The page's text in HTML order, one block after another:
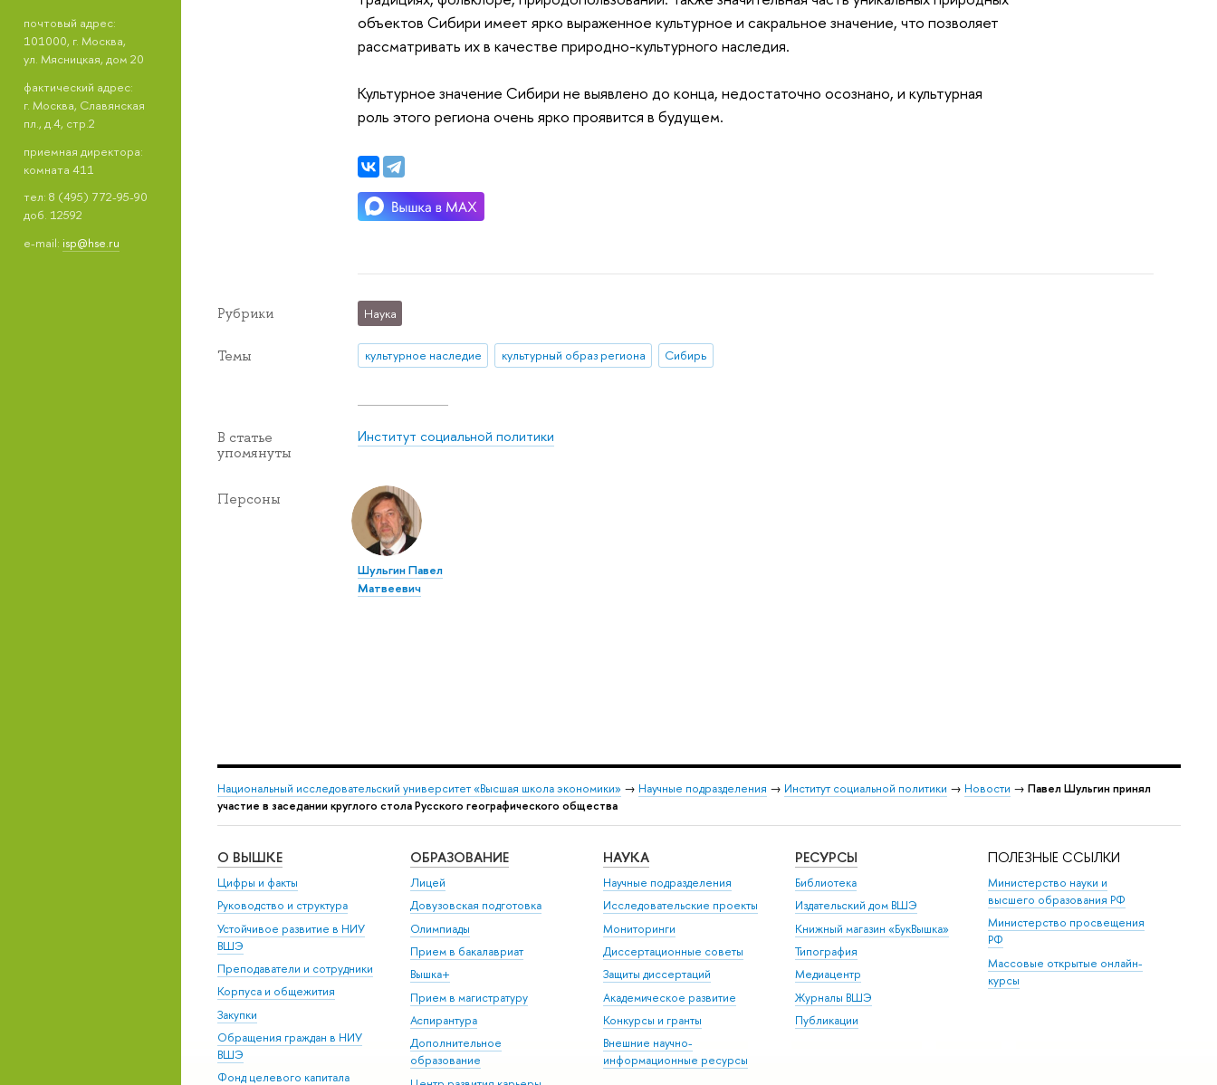
почтовый адрес:
101000, г. Москва,
ул. Мясницкая, дом 20
фактический адрес:
г. Москва, Славянская
пл., д.4, стр.2
приемная директора:
комната 411
тел: 8 (495) 772-95-90
доб. 12592
e-mail: isp@hse.ru
объектов Сибири имеет ярко выраженное культурное и сакральное значение, что позволяет
рассматривать их в качестве природно-культурного наследия.
Культурное значение Сибири не выявлено до конца, недостаточно осознано, и культурная
роль этого региона очень ярко проявится в будущем.
Рубрики Наука
Темы культурное наследие культурный образ региона Сибирь
В статье
упомянуты
Институт социальной политики
Персоны
Шульгин Павел
Матвеевич
Национальный исследовательский университет «Высшая школа экономики» → Научные подразделения → Институт социальной политики → Новости → Павел Шульгин принял
участие в заседании круглого стола Русского географического общества
О ВЫШКЕ
Цифры и факты
Руководство и структура
Устойчивое развитие в НИУ
ВШЭ
Преподаватели и сотрудники
Корпуса и общежития
Закупки
Обращения граждан в НИУ
ВШЭ
Фонд целевого капитала
ОБРАЗОВАНИЕ
Лицей
Довузовская подготовка
Олимпиады
Прием в бакалавриат
Вышка+
Прием в магистратуру
Аспирантура
Дополнительное
образование
НАУКА
Научные подразделения
Исследовательские проекты
Мониторинги
Диссертационные советы
Защиты диссертаций
Академическое развитие
Конкурсы и гранты
Внешние научно-
информационные ресурсы
РЕСУРСЫ
Библиотека
Издательский дом ВШЭ
Книжный магазин «БукВышка»
Типография
Медиацентр
Журналы ВШЭ
Публикации
ПОЛЕЗНЫЕ ССЫЛКИ
Министерство науки и
высшего образования РФ
Министерство просвещения
РФ
Массовые открытые онлайн-
курсы